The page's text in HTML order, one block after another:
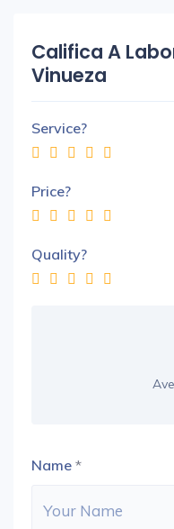
Califica A
Vinueza
Service?
Price?
Quality?
Name *